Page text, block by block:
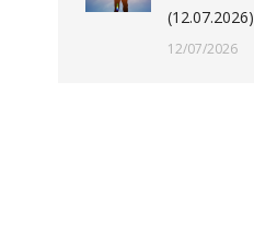
(12.07.2026)
12/07/2026